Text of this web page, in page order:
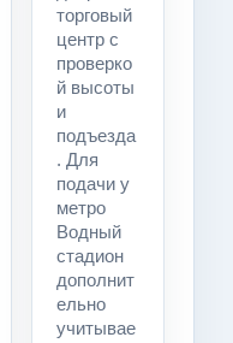
торговый
центр с
проверко
й высоты
и
подъезда
. Для
подачи у
метро
Водный
стадион
дополнит
ельно
учитывае